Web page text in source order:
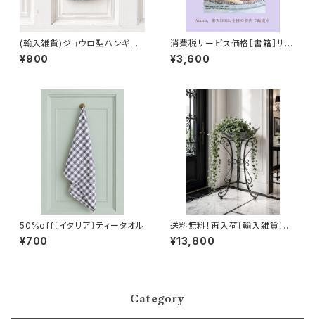
(輸入雑貨)ジョウロ型ハンギン
グプレート(ブルー)
¥900
消費税サービス価格［書籍］サイ
ン入り「英国菓子事典」
¥3,600
50%off〔イタリア〕ティータオル
¥700
送料無料！再入荷〔輸入雑貨〕ア
ンティーク風バードバス
¥13,800
Category